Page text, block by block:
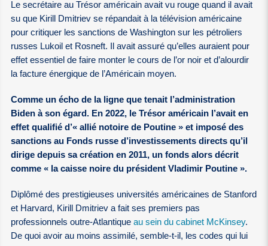
Le secrétaire au Trésor américain avait vu rouge quand il avait
su que Kirill Dmitriev se répandait à la télévision américaine
pour critiquer les sanctions de Washington sur les pétroliers
russes Lukoil et Rosneft. Il avait assuré qu’elles auraient pour
effet essentiel de faire monter le cours de l’or noir et d’alourdir
la facture énergique de l’Américain moyen.
Comme un écho de la ligne que tenait l’administration
Biden à son égard. En 2022, le Trésor américain l’avait en
effet qualifié d’« allié notoire de Poutine » et imposé des
sanctions au Fonds russe d’investissements directs qu’il
dirige depuis sa création en 2011, un fonds alors décrit
comme « la caisse noire du président Vladimir Poutine ».
Diplômé des prestigieuses universités américaines de Stanford
et Harvard, Kirill Dmitriev a fait ses premiers pas
professionnels outre-Atlantiqueau sein du cabinet McKinsey.
De quoi avoir au moins assimilé, semble-t-il, les codes qui lui